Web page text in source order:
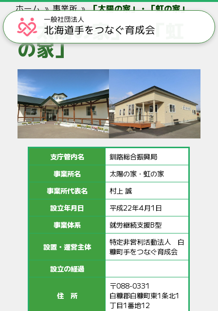
ホーム 事業所 「太陽の家」・「虹の家」
「太陽の家」・「虹
の家」
支庁管内名
釧路総合振興局
事業所名
太陽の家・虹の家
事業所代表名
村上 誠
設立年月日
平成22年4月1日
事業体系
就労継続支援B型
設置・運営主体
特定非営利活動法人 白
糠町手をつなぐ育成会
設立の経過
住 所
〒088-0331
白糠郡白糠町東1条北1
丁目1番地12